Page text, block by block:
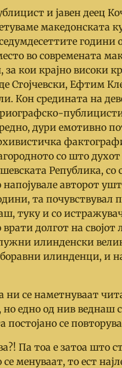
и јавен деец
македонската
во современата
за кои крајно високи
Стојчевски, Ефтим
Кон средината на
дури емотивно
со што
Република, со
авторот
та почувствувал
туку и со
долгот на својот
илинденски
илинденци, и
се наметнуваат
едно од нив веднаш
постојано се
Па тоа е затоа што
менуваат, тo ест